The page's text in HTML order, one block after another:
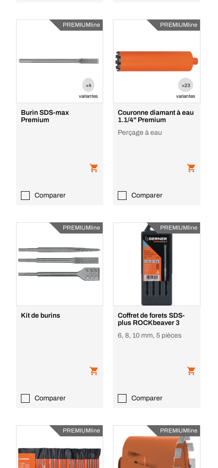
PREMIUMline
+4
variantes
Burin SDS-max
Premium
Comparer
PREMIUMline
+23
variantes
Couronne diamant à eau
1.1/4'' Premium
Perçage à eau
Comparer
PREMIUMline
Kit de burins
Comparer
PREMIUMline
Coffret de forets SDS-
plus ROCKbeaver 3
6, 8, 10 mm, 5 pièces
Comparer
PREMIUMline PREMIUMline